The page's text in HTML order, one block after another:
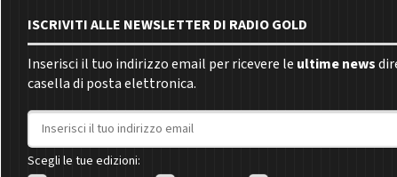
ISCRIVITI ALLE NEWSLETTER DI RADIO GOLD
Inserisci il tuo indirizzo email per ricevere le ultime news
casella di posta elettronica.
Indirizzo email
Scegli le tue edizioni: